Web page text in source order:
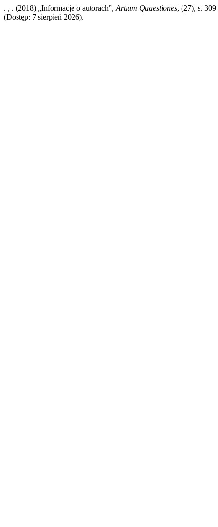
. , . (2018) „Informacje o autorach”, Artium Quaestiones, (27), s.
(Dostęp: 7 sierpień 2026).